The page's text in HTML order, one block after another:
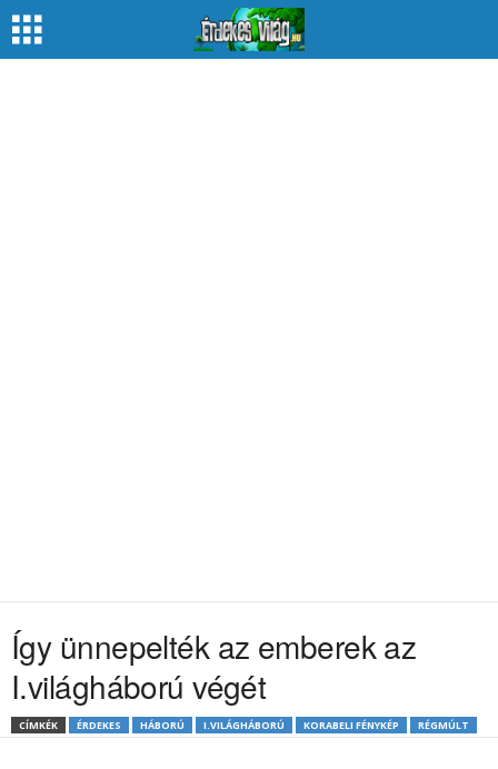
Így ünnepelték az emberek az
I.világháború végét
CÍMKÉK ÉRDEKES HÁBORÚ I.VILÁGHÁBORÚ KORABELI FÉNYKÉP RÉGMÚLT